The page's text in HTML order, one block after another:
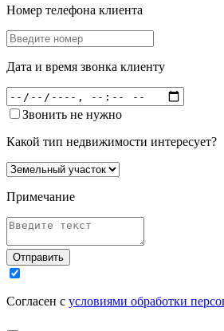
Номер телефона клиента
Дата и время звонка клиенту
Звонить не нужно
Какой тип недвижимости интересует?
Примечание
Отправить
Согласен с условиями обработки